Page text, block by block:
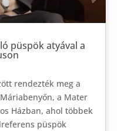
püspök atyával a
rendezték meg a
a Mater
Házban, ahol többek
püspök